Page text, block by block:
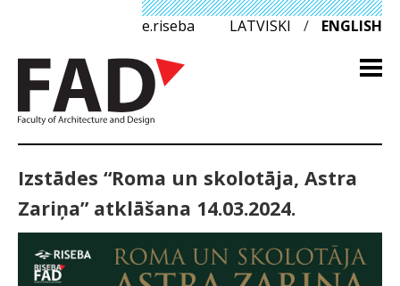
e.riseba LATVISKI / ENGLISH
Izstādes “Roma un skolotāja, Astra
Zariņa” atklāšana 14.03.2024.